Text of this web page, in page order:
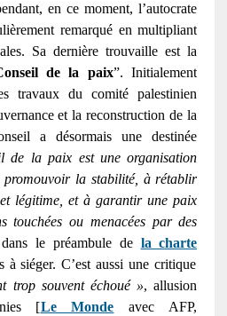
en ce moment, l’autocrate
remarqué en multipliant
Sa dernière trouvaille est la
de la paix”. Initialement
travaux du comité palestinien
et la reconstruction de la
a désormais une destinée
de la paix est une organisation
promouvoir la stabilité, à rétablir
légitime, et à garantir une paix
touchées ou menacées par des
le préambule de la charte
à siéger. C’est aussi une critique
trop souvent échoué », allusion
[Le Monde avec AFP,